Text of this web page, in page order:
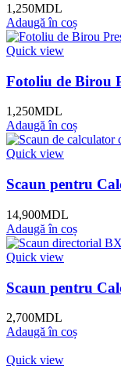
1,250MDL
Adaugă în coș
Quick view
Fotoliu de Birou
1,250MDL
Adaugă în coș
Quick view
Scaun pentru
14,900MDL
Adaugă în coș
Quick view
Scaun pentru
2,700MDL
Adaugă în coș
Quick view